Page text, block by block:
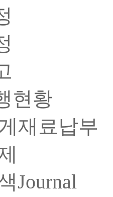
현황
재료납부
Journal